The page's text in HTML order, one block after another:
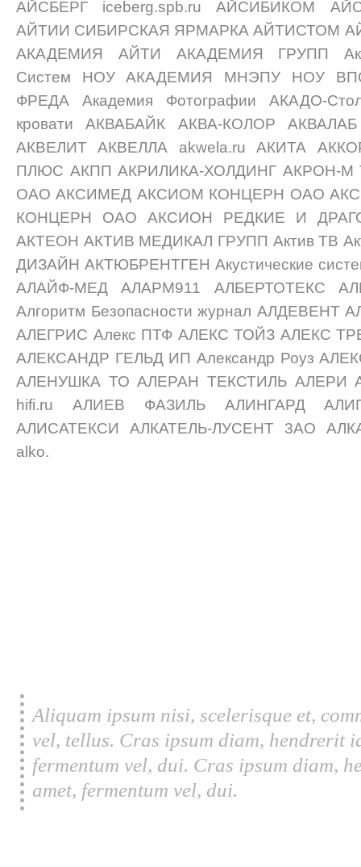
АЙСБЕРГ iceberg.spb.ru АЙСИБИКОМ
АЙТИИ СИБИРСКАЯ ЯРМАРКА АЙТИСТОМ
АКАДЕМИЯ АЙТИ АКАДЕМИЯ ГРУПП
Систем НОУ АКАДЕМИЯ МНЭПУ НОУ
ФРЕДА Академия Фотографии АКАДО-
кровати АКВАБАЙК АКВА-КОЛОР
АКВЕЛИТ АКВЕЛЛА akwela.ru АКИТА
ПЛЮС АКПП АКРИЛИКА-ХОЛДИНГ АКРОН-М
ОАО АКСИМЕД АКСИОМ КОНЦЕРН ОАО
КОНЦЕРН OAO АКСИОН РЕДКИЕ И
АКТЕОН АКТИВ МЕДИКАЛ ГРУПП Актив ТВ
ДИЗАЙН АКТЮБРЕНТГЕН Акустические
АЛАЙФ-МЕД АЛАРМ911 АЛБЕРТОТЕКС
Алгоритм Безопасности журнал
АЛЕГРИС Алекс ПТФ АЛЕКС ТОЙЗ АЛЕКС
АЛЕКСАНДР ГЕЛЬД ИП Александр Роуз
АЛЕНУШКА ТО АЛЕРАН ТЕКСТИЛЬ АЛЕРИ
hifi.ru АЛИЕВ ФАЗИЛЬ АЛИНГАРД
АЛИСАТЕКСИ АЛКАТЕЛЬ-ЛУСЕНТ 3AO
alko.
Aliquam ipsum nisi, scelerisque et,
vel, tellus. Cras ipsum diam, hendrerit
fermentum vel, dui. Cras ipsum diam,
amet, fermentum vel, dui.